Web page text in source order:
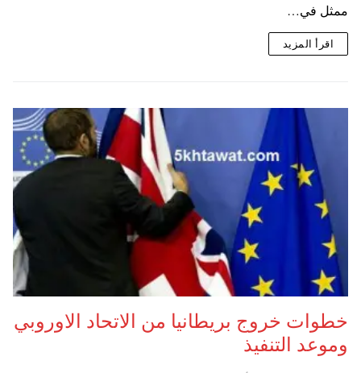
ممثل في…
اقرأ المزيد
خطوات خروج بريطانيا من الاتحاد الاوروبي
وموعد التنفيذ